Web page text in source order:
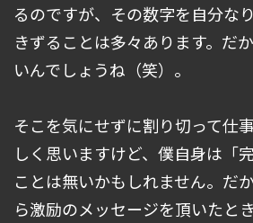
るのですが、その数字を自分な
きずることは多々あります。だ
いんでしょうね（笑）。
そこを気にせずに割り切って仕
しく思いますけど、僕自身は「
ことは無いかもしれません。だ
ら激励のメッセージを頂いたと